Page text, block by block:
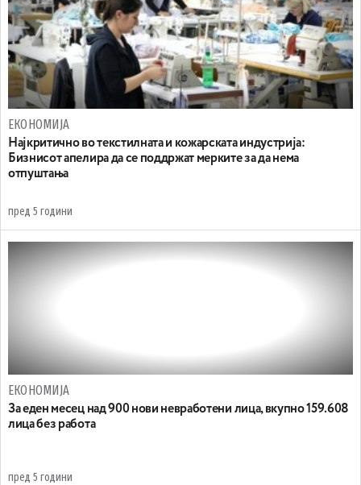
ЕКОНОМИЈА
Најкритично во текстилната и кожарската индустрија:
Бизнисот апелира да се поддржат мерките за да нема
отпуштања
пред 5 години
ЕКОНОМИЈА
За еден месец над 900 нови невработени лица, вкупно 159.608
лица без работа
пред 5 години